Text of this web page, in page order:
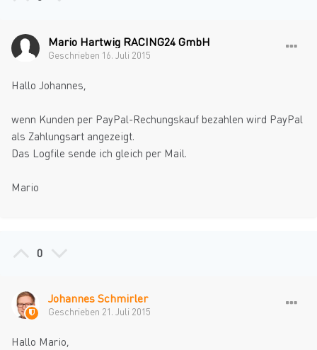
Mario Hartwig RACING24 GmbH
Geschrieben 16. Juli 2015
Hallo Johannes,
wenn Kunden per PayPal-Rechungskauf bezahlen wird PayPal
als Zahlungsart angezeigt.
Das Logfile sende ich gleich per Mail.
Mario
0
Johannes Schmirler
Geschrieben 21. Juli 2015
Hallo Mario,